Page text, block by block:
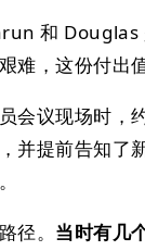
和
难，这份付出
会议现场时
并提前告知
径。 当时有几